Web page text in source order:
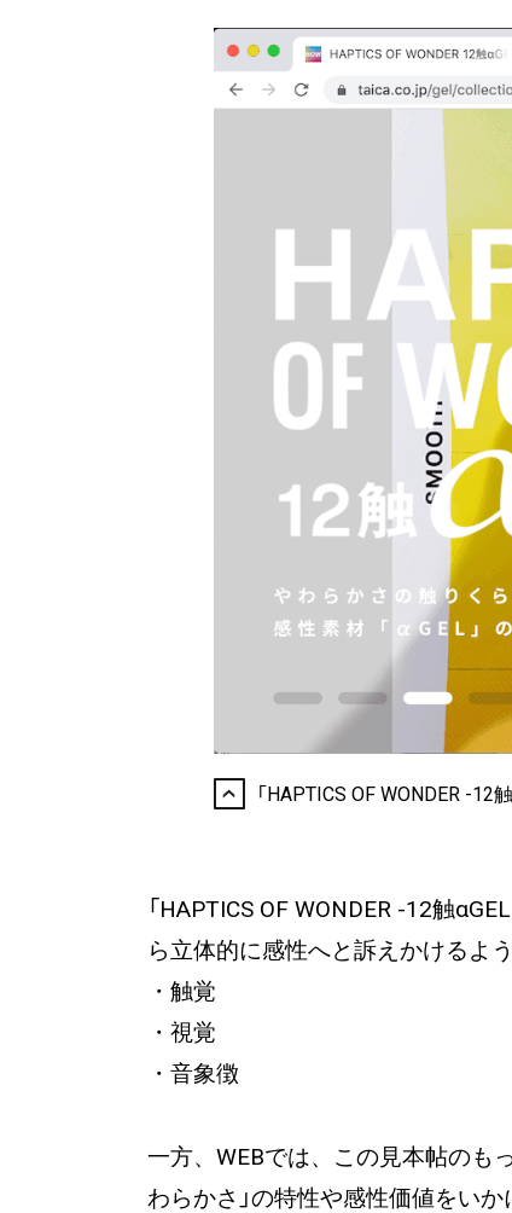
「HAPTICS OF WONDER -12
「HAPTICS OF WONDER -12触
ら立体的に感性へと訴えかけるよ
・触覚
・視覚
・音象徴
一方、WEBでは、この見本帖のも
わらかさ」の特性や感性価値をい